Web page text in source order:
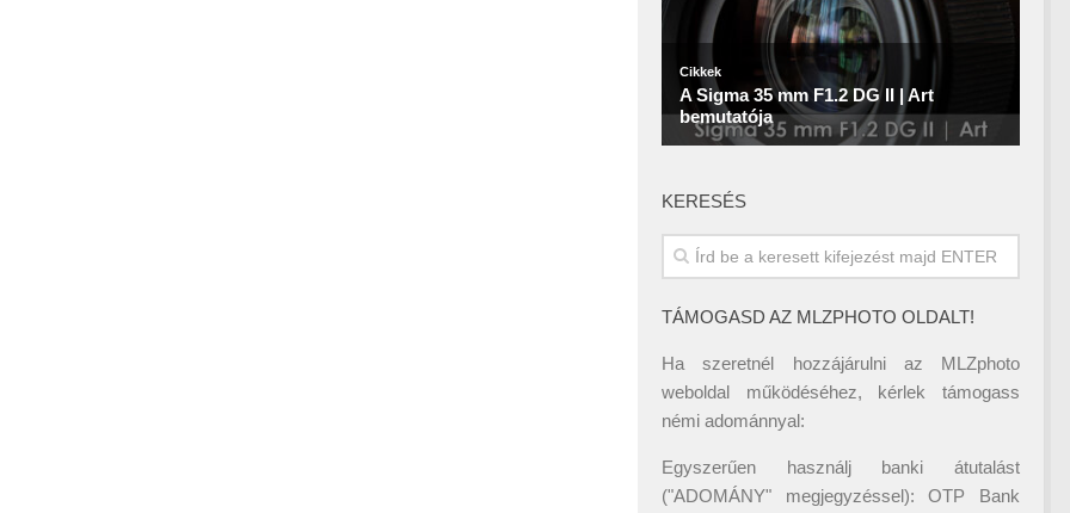
KERESÉS
TÁMOGASD AZ MLZPHOTO OLDALT!
Ha szeretnél hozzájárulni az MLZphoto
weboldal működéséhez, kérlek támogass
némi adománnyal:
Egyszerűen használj banki átutalást
("ADOMÁNY" megjegyzéssel): OTP Bank